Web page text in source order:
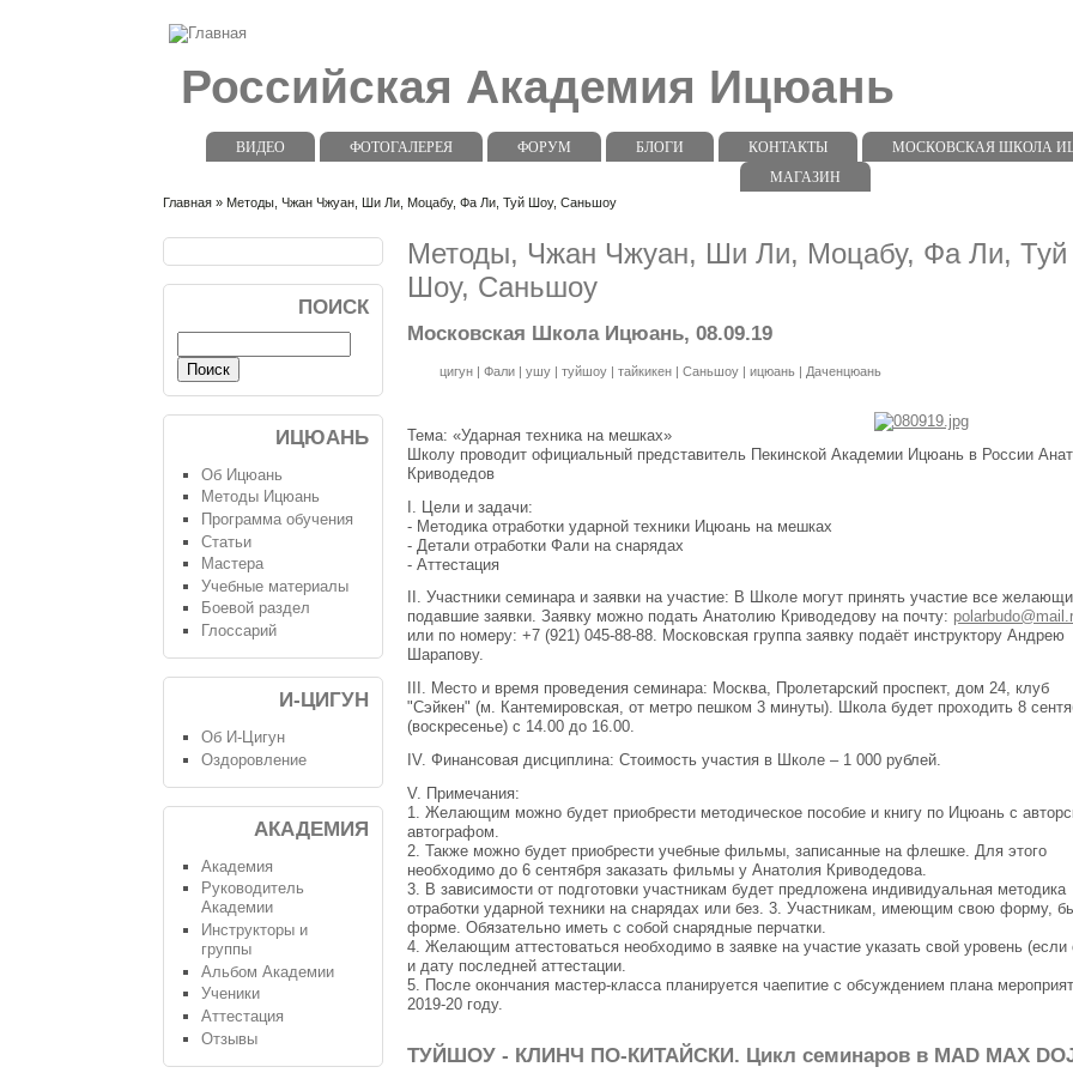
Российская Академия Ицюань
ВИДЕО ФОТОГАЛЕРЕЯ ФОРУМ БЛОГИ КОНТАКТЫ МОСКОВСКАЯ ШКОЛА
МАГАЗИН
Главная » Методы, Чжан Чжуан, Ши Ли, Моцабу, Фа Ли, Туй Шоу, Саньшоу
Методы, Чжан Чжуан, Ши Ли, Моцабу, Фа Ли, Туй
Шоу, Саньшоу
Московская Школа Ицюань, 08.09.19
цигун| Фали| ушу| туйшоу| тайкикен| Саньшоу| ицюань| Даченцюань
Тема: «Ударная техника на мешках»
Школу проводит официальный представитель Пекинской Академии Ицюань в России
Криводедов
I. Цели и задачи:
- Методика отработки ударной техники Ицюань на мешках
- Детали отработки Фали на снарядах
- Аттестация
II. Участники семинара и заявки на участие: В Школе могут принять участие все
подавшие заявки. Заявку можно подать Анатолию Криводедову на почту:
или по номеру: +7 (921) 045-88-88. Московская группа заявку подаёт инструктору Андрею
Шарапову.
III. Место и время проведения семинара: Москва, Пролетарский проспект, дом 24, клуб
"Сэйкен" (м. Кантемировская, от метро пешком 3 минуты). Школа будет проходить 8
(воскресенье) с 14.00 до 16.00.
IV. Финансовая дисциплина: Стоимость участия в Школе – 1 000 рублей.
V. Примечания:
1. Желающим можно будет приобрести методическое пособие и книгу по Ицюань с
автографом.
2. Также можно будет приобрести учебные фильмы, записанные на флешке. Для этого
необходимо до 6 сентября заказать фильмы у Анатолия Криводедова.
3. В зависимости от подготовки участникам будет предложена индивидуальная методика
отработки ударной техники на снарядах или без. 3. Участникам, имеющим свою форму,
форме. Обязательно иметь с собой снарядные перчатки.
4. Желающим аттестоваться необходимо в заявке на участие указать свой уровень (если
и дату последней аттестации.
5. После окончания мастер-класса планируется чаепитие с обсуждением плана
2019-20 году.
ТУЙШОУ - КЛИНЧ ПО-КИТАЙСКИ. Цикл семинаров в MAD MAX
ПОИСК
ИЦЮАНЬ
Об Ицюань
Методы Ицюань
Программа обучения
Статьи
Мастера
Учебные материалы
Боевой раздел
Глоссарий
И-ЦИГУН
Об И-Цигун
Оздоровление
АКАДЕМИЯ
Академия
Руководитель
Академии
Инструкторы и
группы
Альбом Академии
Ученики
Аттестация
Отзывы